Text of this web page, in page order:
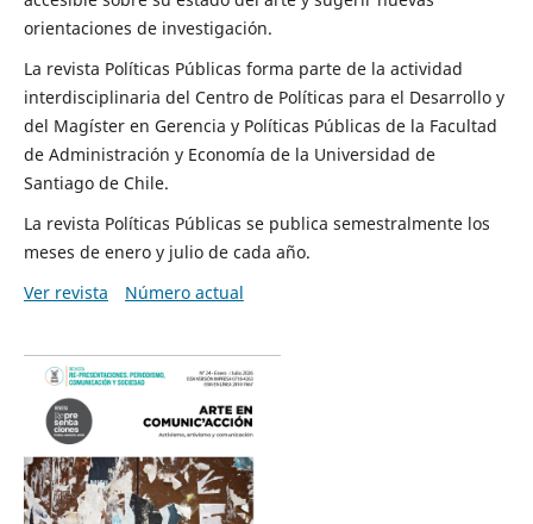
orientaciones de investigación.
La revista Políticas Públicas forma parte de la actividad
interdisciplinaria del Centro de Políticas para el Desarrollo y
del Magíster en Gerencia y Políticas Públicas de la Facultad
de Administración y Economía de la Universidad de
Santiago de Chile.
La revista Políticas Públicas se publica semestralmente los
meses de enero y julio de cada año.
Ver revista
Número actual